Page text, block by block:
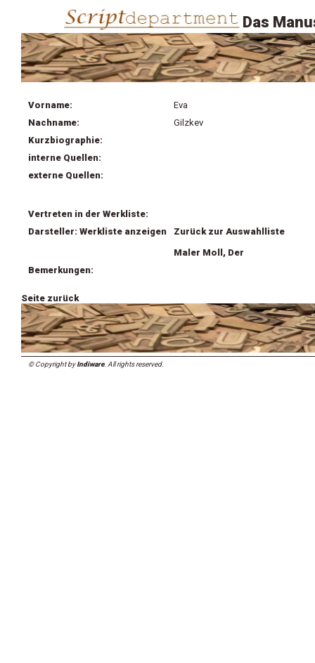
Das
Vorname:
Eva
Nachname:
Gilzkev
Kurzbiographie:
interne Quellen:
externe Quellen:
Vertreten in der Werkliste:
Darsteller: Werkliste anzeigen
Zurück zur Auswahlliste
Maler Moll, Der
Bemerkungen:
Seite zurück
© Copyright byIndiware. All rights reserved.